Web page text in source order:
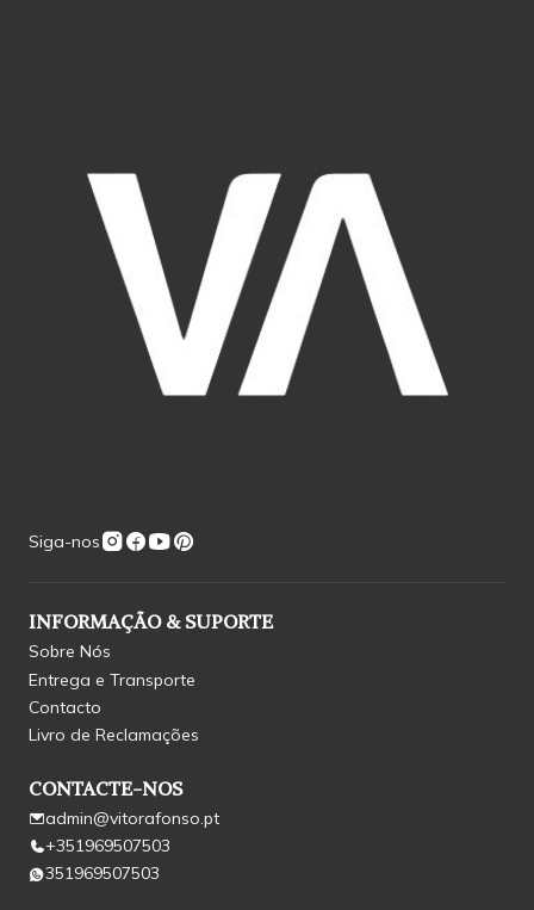
Siga-nos
INFORMAÇÃO & SUPORTE
Sobre Nós
Entrega e Transporte
Contacto
Livro de Reclamações
CONTACTE-NOS
admin@vitorafonso.pt
+351969507503
351969507503